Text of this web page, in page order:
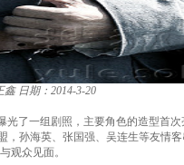
鑫 日期：2014-3-20
了一组剧照，主要角色的造型首
孙海英、张国强、吴连生等友情
观众见面。